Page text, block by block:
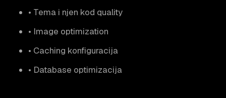
• Tema i njen kod quality
• Image optimization
• Caching konfiguracija
• Database optimizacija